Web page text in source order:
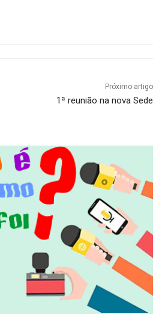
Próximo artigo
1ª reunião na nova Sede